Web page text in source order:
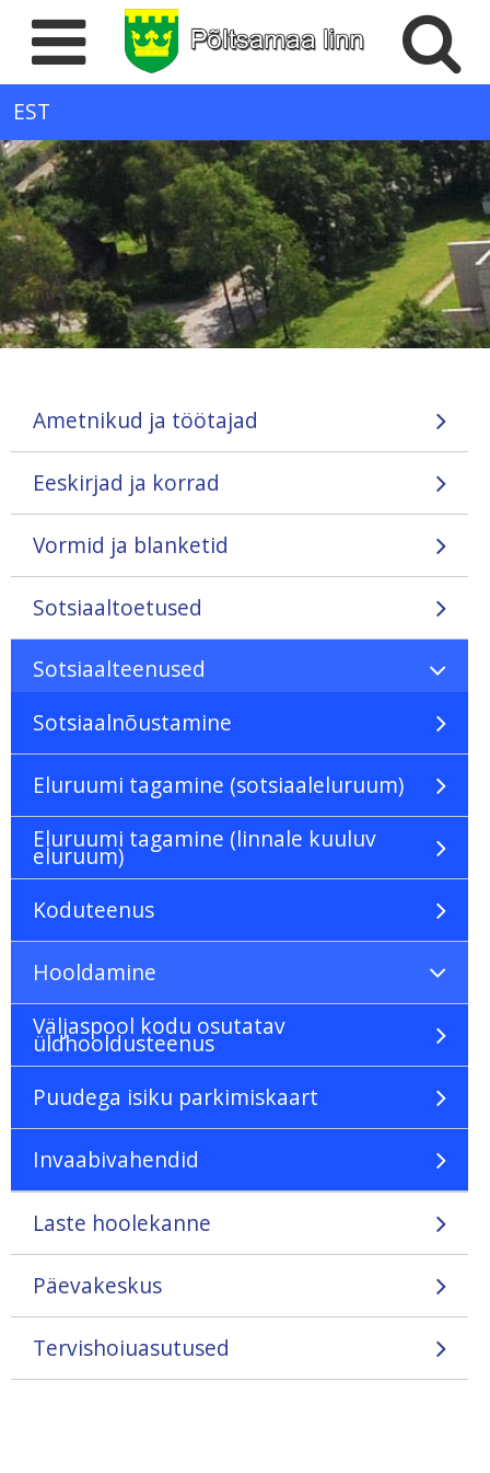
EST
Ametnikud ja töötajad
Eeskirjad ja korrad
Vormid ja blanketid
Sotsiaaltoetused
Sotsiaalteenused
Sotsiaalnõustamine
Eluruumi tagamine (sotsiaaleluruum)
Eluruumi tagamine (linnale kuuluv
eluruum)
Koduteenus
Hooldamine
Väljaspool kodu osutatav
üldhooldusteenus
Puudega isiku parkimiskaart
Invaabivahendid
Laste hoolekanne
Päevakeskus
Tervishoiuasutused